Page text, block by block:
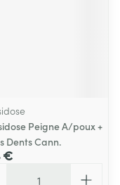
Peigne A/poux +
Dents Cann.
€